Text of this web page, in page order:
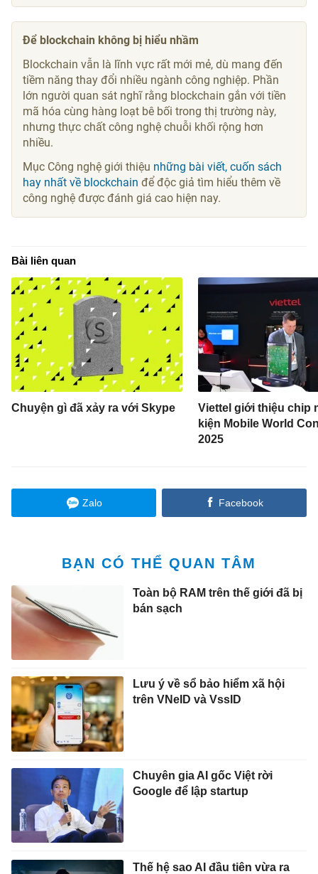
Để blockchain không bị hiểu nhầm
Blockchain vẫn là lĩnh vực rất mới mẻ, dù mang đến
tiềm năng thay đổi nhiều ngành công nghiệp. Phần
lớn người quan sát nghĩ rằng blockchain gắn với tiền
mã hóa cùng hàng loạt bê bối trong thị trường này,
nhưng thực chất công nghệ chuỗi khối rộng hơn
nhiều.
Mục Công nghệ giới thiệu những bài viết, cuốn sách
hay nhất về blockchain để độc giả tìm hiểu thêm về
công nghệ được đánh giá cao hiện nay.
Bài liên quan
Chuyện gì đã xảy ra với Skype
Viettel giới thiệu chip
kiện Mobile World
2025
Zalo Facebook
BẠN CÓ THỂ QUAN TÂM
Toàn bộ RAM trên thế giới đã bị
bán sạch
Lưu ý về sổ bảo hiểm xã hội
trên VNeID và VssID
Chuyên gia AI gốc Việt rời
Google để lập startup
Thế hệ sao AI đầu tiên vừa ra